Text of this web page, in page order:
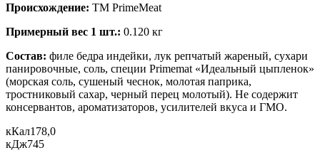
Происхождение: ТМ PrimeMeat
Примерный вес 1 шт.: 0.120 кг
Состав: филе бедра индейки, лук репчатый жареный, сухари
панировочные, соль, специи Primemat «Идеальный цыпленок»
(морская соль, сушеный чеснок, молотая паприка,
тростниковый сахар, черный перец молотый). Не содержит
консервантов, ароматизаторов, усилителей вкуса и ГМО.
кКал178,0
кДж745